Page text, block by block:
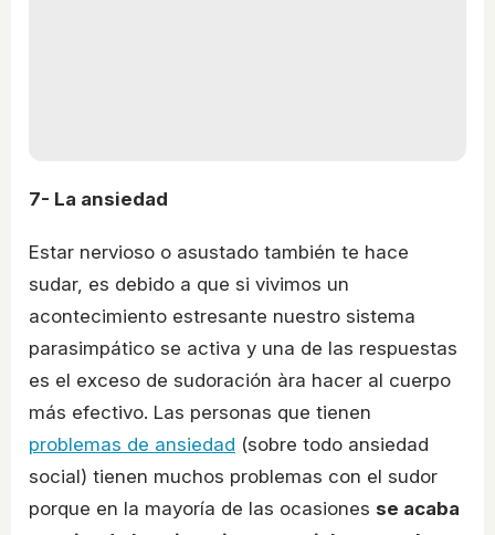
7- La ansiedad
Estar nervioso o asustado también te hace
sudar, es debido a que si vivimos un
acontecimiento estresante nuestro sistema
parasimpático se activa y una de las respuestas
es el exceso de sudoración àra hacer al cuerpo
más efectivo. Las personas que tienen
problemas de ansiedad (sobre todo ansiedad
social) tienen muchos problemas con el sudor
porque en la mayoría de las ocasiones se acaba